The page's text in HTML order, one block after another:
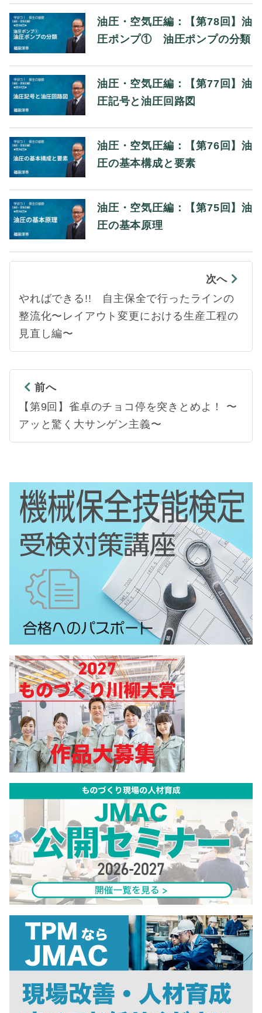
油圧・空気圧編：【第78回】油
圧ポンプ① 油圧ポンプの分類
油圧・空気圧編：【第77回】油
圧記号と油圧回路図
油圧・空気圧編：【第76回】油
圧の基本構成と要素
油圧・空気圧編：【第75回】油
圧の基本原理
次へ
やればできる!! 自主保全で行ったラインの
整流化〜レイアウト変更における生産工程の
見直し編〜
前へ
【第9回】雀卓のチョコ停を突きとめよ！ 〜
アッと驚く大サンゲン主義〜